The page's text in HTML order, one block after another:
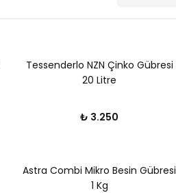
Tessenderlo NZN Çinko Gübresi
20 Litre
₺ 3.250
Astra Combi Mikro Besin Gübresi
1 Kg